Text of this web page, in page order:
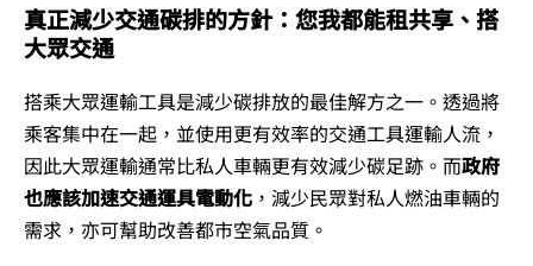
真正減少交通碳排的方針：您我都能租共享、搭
大眾交通
搭乘大眾運輸工具是減少碳排放的最佳解方之一。透過將
乘客集中在一起，並使用更有效率的交通工具運輸人流，
因此大眾運輸通常比私人車輛更有效減少碳足跡。而政府
也應該加速交通運具電動化 ，減少民眾對私人燃油車輛的
需求，亦可幫助改善都市空氣品質。